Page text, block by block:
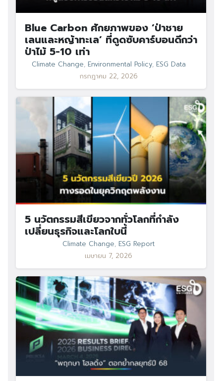
Search
for: Search
Blue Carbon ศักยภาพของ ‘ป่าชาย
เลนและหญ้าทะเล’ ที่ดูดซับคาร์บอนดีกว่า
ป่าไม้ 5-10 เท่า
Climate Change, Environmental Policy, ESG Data
กรกฎาคม 22, 2026
5 นวัตกรรมสีเขียวจากทั่วโลกที่กำลัง
เปลี่ยนธุรกิจและโลกใบนี้
Climate Change, ESG Report
เมษายน 7, 2026